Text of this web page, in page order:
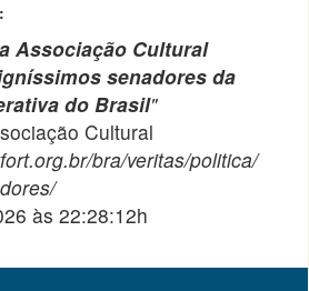
Associação Cultural
senadores da
do Brasil"
Cultural
bra/veritas/politica/
às 22:28:12h